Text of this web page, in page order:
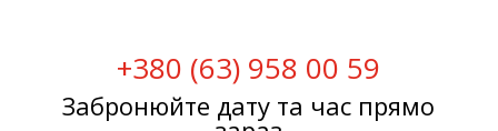
+380 (63) 958 00 59
Забронюйте дату та час прямо